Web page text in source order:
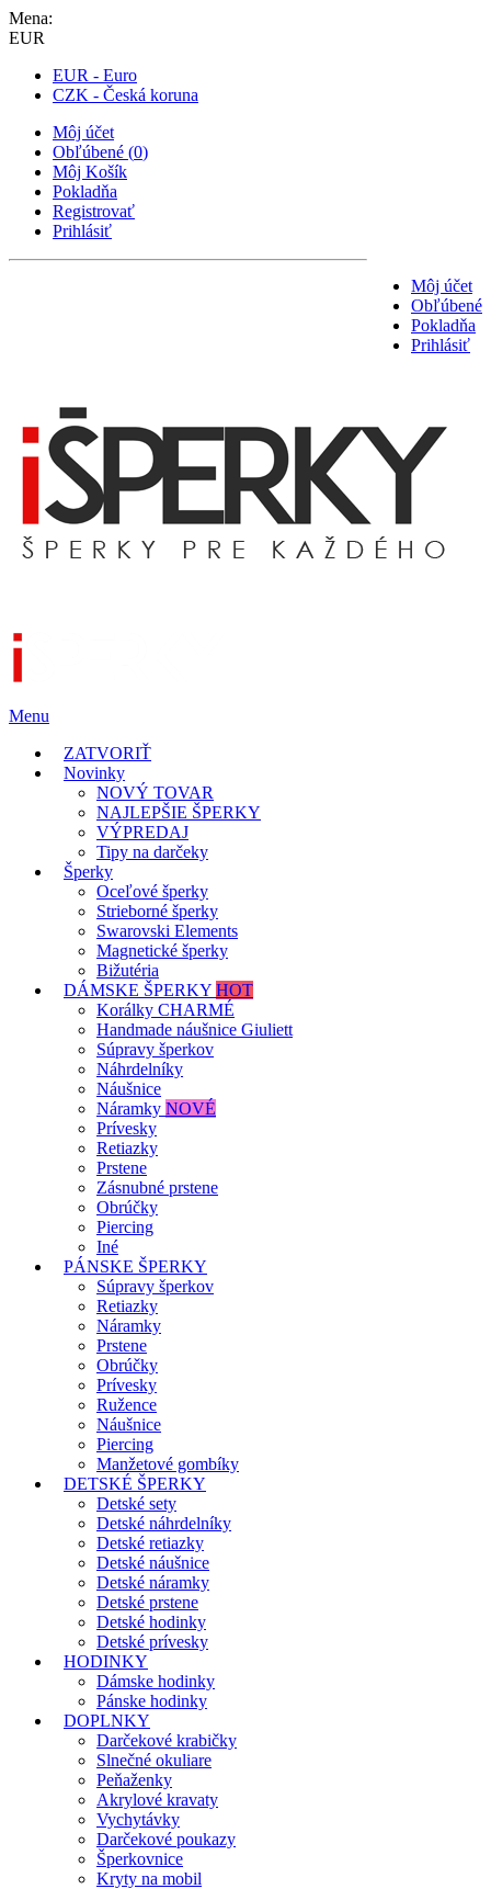
Mena:
EUR
EUR - Euro
CZK - Česká koruna
Môj účet
Obľúbené (0)
Môj Košík
Pokladňa
Registrovať
Prihlásiť
Môj účet
Obľúbené
Pokladňa
Prihlásiť
Menu
ZATVORIŤ
Novinky
NOVÝ TOVAR
NAJLEPŠIE ŠPERKY
VÝPREDAJ
Tipy na darčeky
Šperky
Oceľové šperky
Strieborné šperky
Swarovski Elements
Magnetické šperky
Bižutéria
DÁMSKE ŠPERKY HOT
Korálky CHARMÉ
Handmade náušnice Giuliett
Súpravy šperkov
Náhrdelníky
Náušnice
Náramky NOVÉ
Prívesky
Retiazky
Prstene
Zásnubné prstene
Obrúčky
Piercing
Iné
PÁNSKE ŠPERKY
Súpravy šperkov
Retiazky
Náramky
Prstene
Obrúčky
Prívesky
Ružence
Náušnice
Piercing
Manžetové gombíky
DETSKÉ ŠPERKY
Detské sety
Detské náhrdelníky
Detské retiazky
Detské náušnice
Detské náramky
Detské prstene
Detské hodinky
Detské prívesky
HODINKY
Dámske hodinky
Pánske hodinky
DOPLNKY
Darčekové krabičky
Slnečné okuliare
Peňaženky
Akrylové kravaty
Vychytávky
Darčekové poukazy
Šperkovnice
Kryty na mobil